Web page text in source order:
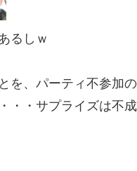
るしｗ
を、パーティ不参加
・・サプライズは不